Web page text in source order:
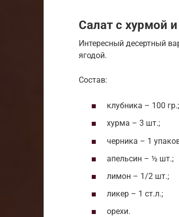
Салат с хурмой
Интересный десертный
ягодой.
Состав:
клубника – 100 гр.;
хурма – 3 шт.;
черника – 1
апельсин – ½ шт.;
лимон – 1/2 шт.;
ликер – 1 ст.л.;
орехи.